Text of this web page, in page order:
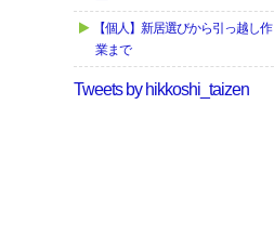
【個人】新居選びから引っ越し作
業まで
Tweets by hikkoshi_taizen